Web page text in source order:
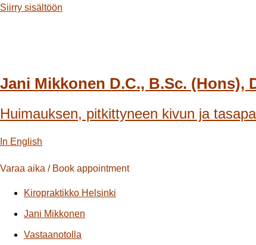
Siirry sisältöön
Jani Mikkonen D.C., B.Sc. (Hons),
Huimauksen, pitkittyneen kivun ja
In English
Varaa aika / Book appointment
Kiropraktikko Helsinki
Jani Mikkonen
Vastaanotolla